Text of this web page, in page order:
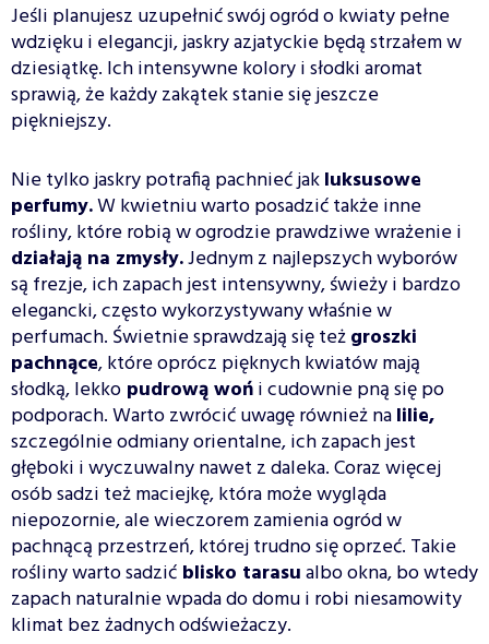
Jeśli planujesz uzupełnić swój ogród o kwiaty pełne
wdzięku i elegancji, jaskry azjatyckie będą strzałem w
dziesiątkę. Ich intensywne kolory i słodki aromat
sprawią, że każdy zakątek stanie się jeszcze
piękniejszy.
Nie tylko jaskry potrafią pachnieć jakluksusowe
perfumy.W kwietniu warto posadzić także inne
rośliny, które robią w ogrodzie prawdziwe wrażenie i
działają na zmysły.Jednym z najlepszych wyborów
są frezje, ich zapach jest intensywny, świeży i bardzo
elegancki, często wykorzystywany właśnie w
perfumach. Świetnie sprawdzają się teżgroszki
pachnące, które oprócz pięknych kwiatów mają
słodką, lekko pudrową wońi cudownie pną się po
podporach. Warto zwrócić uwagę również nalilie,
szczególnie odmiany orientalne, ich zapach jest
głęboki i wyczuwalny nawet z daleka. Coraz więcej
osób sadzi też maciejkę, która może wygląda
niepozornie, ale wieczorem zamienia ogród w
pachnącą przestrzeń, której trudno się oprzeć. Takie
rośliny warto sadzić blisko tarasualbo okna, bo wtedy
zapach naturalnie wpada do domu i robi niesamowity
klimat bez żadnych odświeżaczy.